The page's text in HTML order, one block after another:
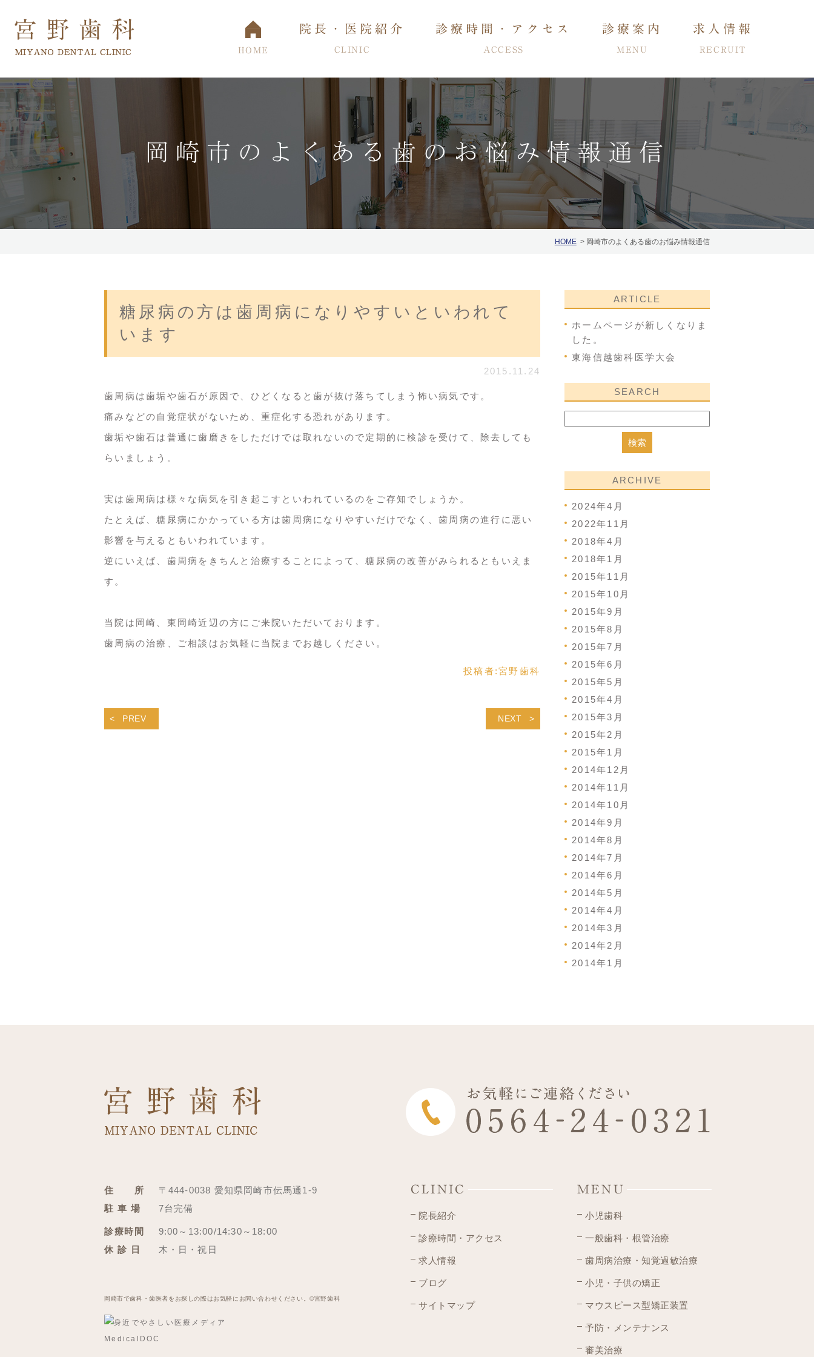
HOME
院長・医院紹介
CLINIC
院長・スタッフ 当院の特徴
診療時間・アクセス
ACCESS
診療案内
MENU
小児歯科 一般歯科・根管治療・入れ歯 歯周病治療・知覚過敏治療
小児・子供の矯正
マウスピース型矯正装置
予防・メンテナンス 審美治療 ホワイトニング
インプラント
口内炎治療 睡眠時無呼吸症候群治療
求人情報
RECRUIT
岡崎市のよくある歯のお悩み情報通信
HOME 岡崎市のよくある歯のお悩み情報通信
糖尿病の方は歯周病になりやすいといわれて
います
2015.11.24
歯周病は歯垢や歯石が原因で、ひどくなると歯が抜け落ちてしまう怖い病気です。
痛みなどの自覚症状がないため、重症化する恐れがあります。
歯垢や歯石は普通に歯磨きをしただけでは取れないので定期的に検診を受けて、除去しても
らいましょう。
実は歯周病は様々な病気を引き起こすといわれているのをご存知でしょうか。
たとえば、糖尿病にかかっている方は歯周病になりやすいだけでなく、歯周病の進行に悪い
影響を与えるともいわれています。
逆にいえば、歯周病をきちんと治療することによって、糖尿病の改善がみられるともいえま
す。
当院は岡崎、東岡崎近辺の方にご来院いただいております。
歯周病の治療、ご相談はお気軽に当院までお越しください。
投稿者:宮野歯科
PREV NEXT
ARTICLE
ホームページが新しくなりま
した。
東海信越歯科医学大会
SEARCH
ARCHIVE
2024年4月
2022年11月
2018年4月
2018年1月
2015年11月
2015年10月
2015年9月
2015年8月
2015年7月
2015年6月
2015年5月
2015年4月
2015年3月
2015年2月
2015年1月
2014年12月
2014年11月
2014年10月
2014年9月
2014年8月
2014年7月
2014年6月
2014年5月
2014年4月
2014年3月
2014年2月
2014年1月
住 所
〒444-0038 愛知県岡崎市伝馬通1-9
駐 車 場
7台完備
診療時間
9:00～13:00/14:30～18:00
休 診 日
木・日・祝日
岡崎市で歯科・歯医者をお探しの際はお気軽にお問い合わせください。©宮野歯科
CLINIC
院長紹介
診療時間・アクセス
求人情報
ブログ
サイトマップ
MENU
小児歯科
一般歯科・根管治療
歯周病治療・知覚過敏治療
小児・子供の矯正
マウスピース型矯正装置
予防・メンテナンス
審美治療